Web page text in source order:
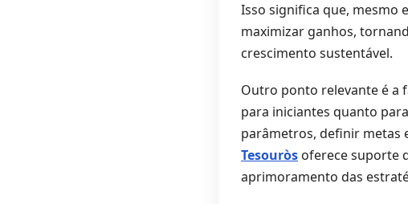
Isso significa que, mesmo
maximizar ganhos,
crescimento sustentável.
Outro ponto relevante é a
para iniciantes quanto
parâmetros, definir metas
Tesouròsoferece suporte
aprimoramento das